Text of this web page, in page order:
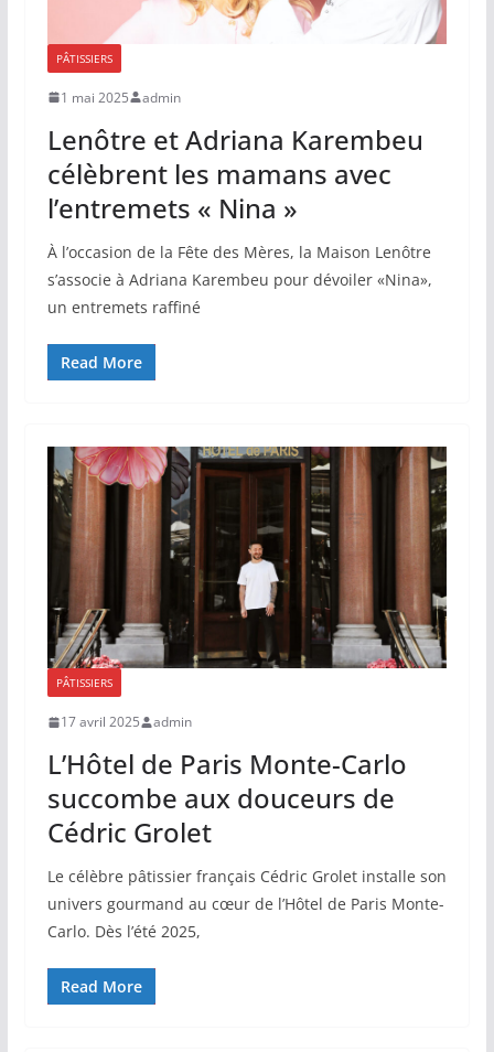
PÂTISSIERS
1 mai 2025 admin
Lenôtre et Adriana Karembeu
célèbrent les mamans avec
l’entremets « Nina »
À l’occasion de la Fête des Mères, la Maison Lenôtre
s’associe à Adriana Karembeu pour dévoiler «Nina»,
un entremets raffiné
Read More
PÂTISSIERS
17 avril 2025 admin
L’Hôtel de Paris Monte-Carlo
succombe aux douceurs de
Cédric Grolet
Le célèbre pâtissier français Cédric Grolet installe son
univers gourmand au cœur de l’Hôtel de Paris Monte-
Carlo. Dès l’été 2025,
Read More